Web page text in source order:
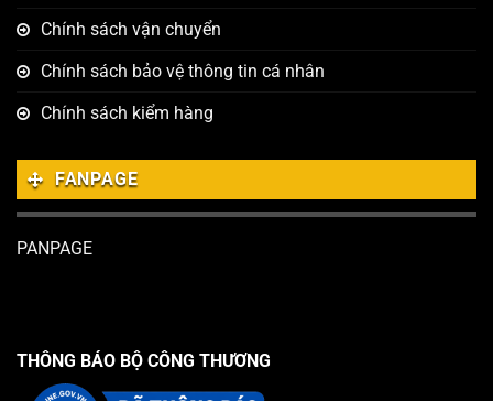
Chính sách vận chuyển
Chính sách bảo vệ thông tin cá nhân
Chính sách kiểm hàng
FANPAGE
PANPAGE
THÔNG BÁO BỘ CÔNG THƯƠNG